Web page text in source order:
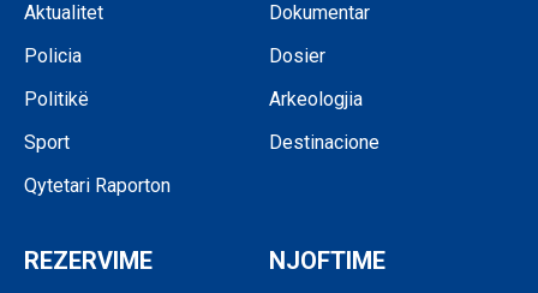
Aktualitet
Policia
Politikë
Sport
Qytetari Raporton
Dokumentar
Dosier
Arkeologjia
Destinacione
REZERVIME NJOFTIME